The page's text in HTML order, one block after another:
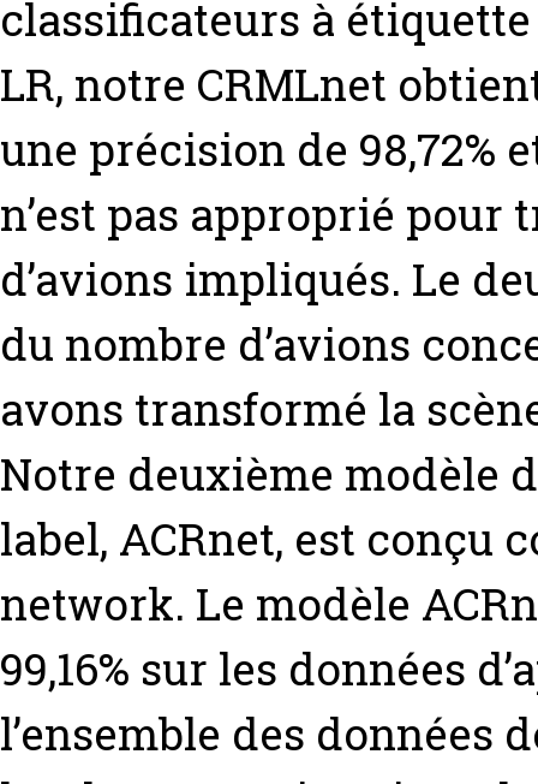
classificateurs à
LR, notre CRMLnet
une précision de 98,72%
n’est pas approprié
d’avions impliqués. Le
du nombre d’avions
avons transformé la
Notre deuxième modèle
label, ACRnet, est conçu
network. Le modèle
99,16% sur les données
l’ensemble des données